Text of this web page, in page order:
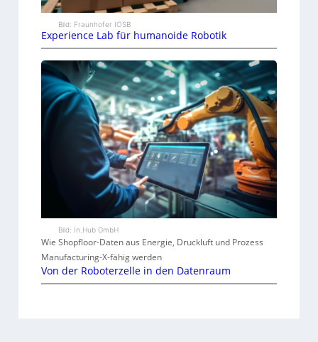
Bild: Fraunhofer IOSB
Experience Lab für humanoide Robotik
Bild: In.Hub GmbH
Wie Shopfloor-Daten aus Energie, Druckluft und Prozess
Manufacturing-X-fähig werden
Von der Roboterzelle in den Datenraum